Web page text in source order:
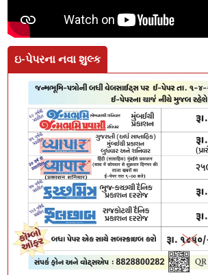
ઇ-પેપરના નવા શુલ્ક